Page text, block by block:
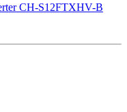
CH-S12FTXHV-B